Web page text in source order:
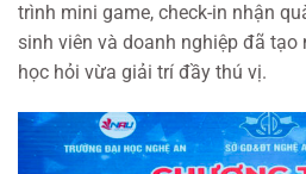
trình mini game, check-in nhận
sinh viên và doanh nghiệp đã tạo
học hỏi vừa giải trí đầy thú vị.